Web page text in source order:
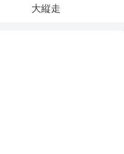
大縦走